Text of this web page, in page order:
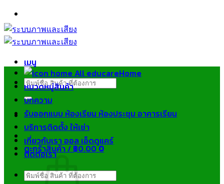
ข้าม
ไป
ยัง
เมนู
ค้นหา:
ตะกร้าสินค้า /฿0.000
Home
หมวดหมู่สินค้า
บทความ
รับออกแบบ ห้องเรียน ห้องประชุม อาคารเรียน
บริการติดตั้ง ให้เช่า
เกี่ยวกับเรา ออล เอ็ดดูแคร์
ติดต่อเรา
ค้นหา: